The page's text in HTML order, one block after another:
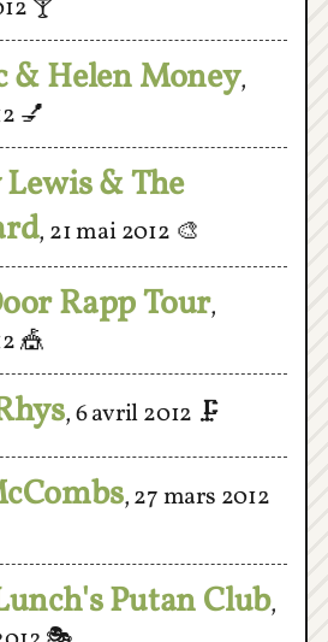
& Helen Money,
💅
& The
,21 mai 2012🎨
Rapp Tour,
🎪
,6 avril 2012🗜
,27 mars 2012
Putan Club,
🎭